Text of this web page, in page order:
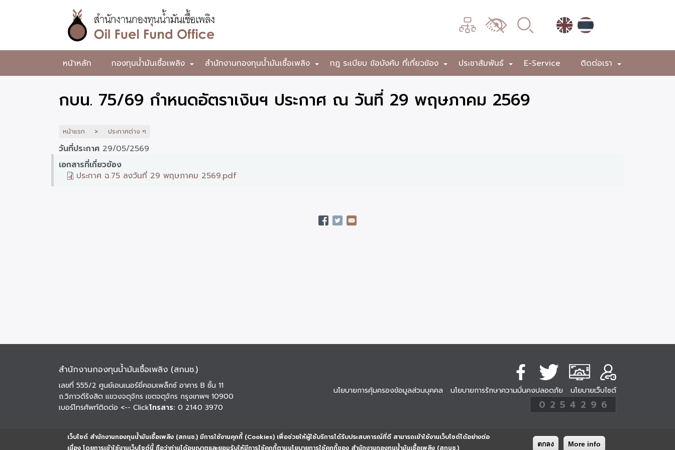
เว็บไซต์ สำนักงานกองทุนน้ำมันเชื้อเพลิง (สกนช.) มีการใช้งานคุกกี้ (Cookies) เพื่อช่วยให้ผู้ใช้บริการได้รับประสบการณ์ที่ดี สามารถเข้าใช้งานเว็บไซต์ได้อย่างต่อ
เนื่อง โดยการเข้าใช้งานเว็บไซต์นี้ ถือว่าท่านได้อนุญาตและยอมรับให้มีการใช้คุกกี้ตามนโยบายการใช้คุกกี้ของ สำนักงานกองทุนน้ำมันเชื้อเพลิง (สกนช.)
ตกลง More info
หลัก
สำนักงาน
กองทุน
น้ำมัน
เพลิง
เมนู
เปลี่ยน
ผล
หน้าหลัก +
กองทุนน้ำมันเชื้อเพลิง +
สำนักงานกองทุนน้ำมันเชื้อเพลิง +
กฎ ระเบียบ ข้อบังคับ ที่เกี่ยวข้อง +
ประชาสัมพันธ์ E-Service +
ติดต่อเรา
กบน. 75/69 กำหนดอัตราเงินฯ ประกาศ ณ วันที่ 29 พฤษภาคม 2569
หน้าแรก ประกาศต่าง ๆ
วันที่ประกาศ 29/05/2569
เอกสารที่เกี่ยวข้อง
ประกาศ ฉ.75 ลงวันที่ 29 พฤษภาคม 2569.pdf
สำนักงานกองทุนน้ำมันเชื้อเพลิง (สกนช.)
เลขที่ 555/2 ศูนย์เอนเนอร์ยี่คอมเพล็กซ์ อาคาร B ชั้น 11
ถ.วิภาวดีรังสิต แขวงจตุจักร เขตจตุจักร กรุงเทพฯ 10900
เบอร์โทรศัพท์ติดต่อ <-- Clickโทรสาร: 0 2140 3970
นโยบายการคุ้มครองข้อมูลส่วนบุคคล นโยบายการรักษาความมั่นคงปลอดภัย นโยบายเว็บไซต์
254296
ครั้ง
0 2 5 4 2 9 6